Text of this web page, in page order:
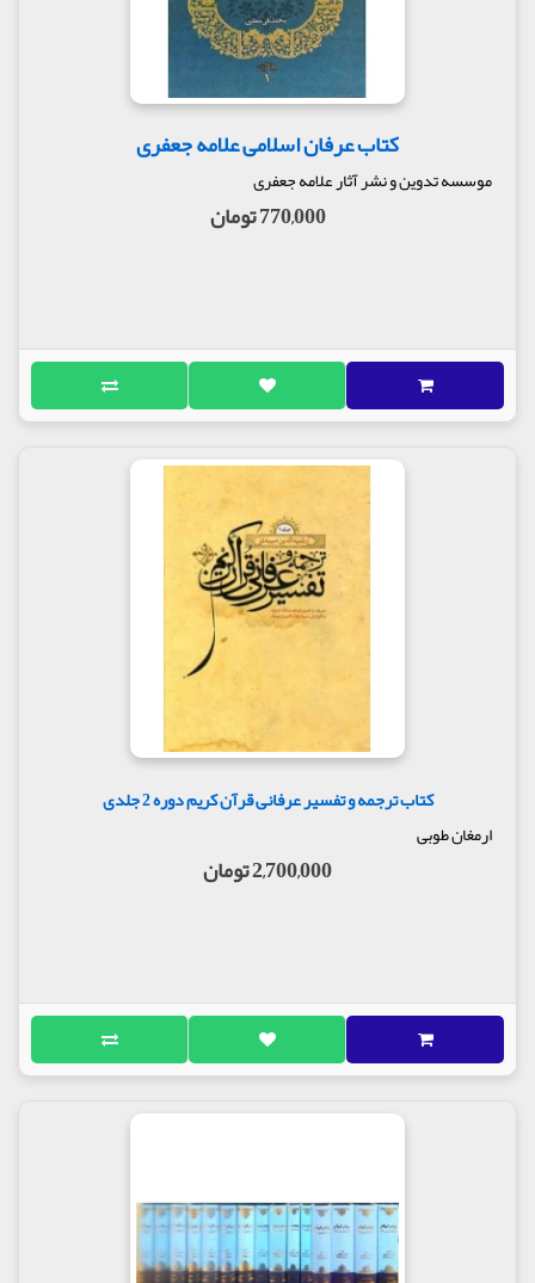
کتاب عرفان اسلامی علامه جعفری
موسسه تدوین و نشر آثار علامه جعفری
770,000 تومان
کتاب ترجمه و تفسیر عرفانی قرآن کریم دوره 2 جلدی
ارمغان طوبی
2,700,000 تومان